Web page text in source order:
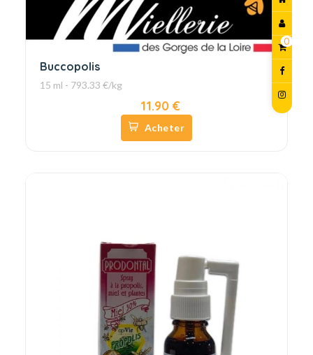
0
Buccopolis
15 ml - 793.33 €/kg
11.90 €
Acheter